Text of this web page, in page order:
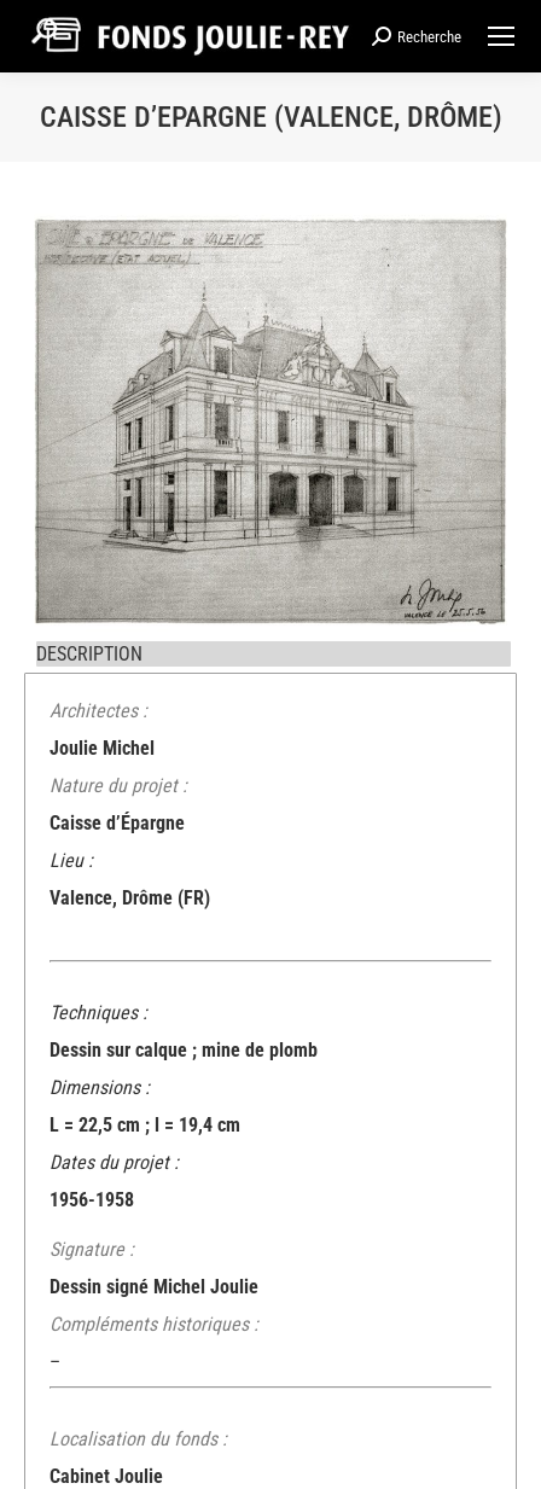
Recherche
Recherche
CAISSE D’EPARGNE (VALENCE, DRÔME)
DESCRIPTION
Architectes :
Joulie Michel
Nature du projet :
Caisse d’Épargne
Lieu :
Valence, Drôme (FR)
Techniques :
Dessin sur calque ; mine de plomb
Dimensions :
L = 22,5 cm ; l = 19,4 cm
Dates du projet :
1956-1958
Signature :
Dessin signé Michel Joulie
Compléments historiques :
–
Localisation du fonds :
Cabinet Joulie